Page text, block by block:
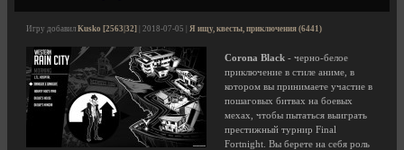
Игру добавил Kusko [2563|32] | 2018-07-05 | Я ищу, квесты, приключения (6441)
Corona Black - черно-белое
приключение в стиле аниме, в
котором вы принимаете участие в
пошаговых битвах на боевых
мехах, чтобы пытаться выиграть
престижный турнир Final
Fortnight. Вы берете на себя роль